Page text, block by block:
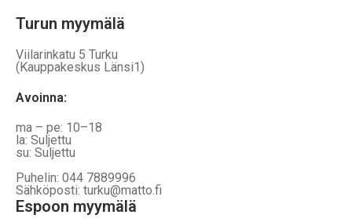
Turun myymälä
Viilarinkatu 5 Turku
(Kauppakeskus Länsi1)
Avoinna:
ma – pe: 10–18
la: Suljettu
su: Suljettu
Puhelin: 044 7889996
Sähköposti: turku@matto.fi
Espoon myymälä